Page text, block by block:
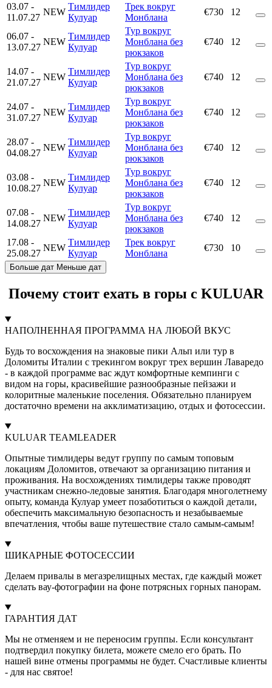
03.07 -
11.07.27
NEW
Тимлидер
Кулуар
Трек вокруг
Монблана
€730 12
06.07 -
13.07.27
NEW
Тимлидер
Кулуар
Тур вокруг
Монблана без
рюкзаков
€740 12
14.07 -
21.07.27
NEW
Тимлидер
Кулуар
Тур вокруг
Монблана без
рюкзаков
€740 12
24.07 -
31.07.27
NEW
Тимлидер
Кулуар
Тур вокруг
Монблана без
рюкзаков
€740 12
28.07 -
04.08.27
NEW
Тимлидер
Кулуар
Тур вокруг
Монблана без
рюкзаков
€740 12
03.08 -
10.08.27
NEW
Тимлидер
Кулуар
Тур вокруг
Монблана без
рюкзаков
€740 12
07.08 -
14.08.27
NEW
Тимлидер
Кулуар
Тур вокруг
Монблана без
рюкзаков
€740 12
17.08 -
25.08.27
NEW
Тимлидер
Кулуар
Трек вокруг
Монблана
€730 10
Больше дат Меньше дат
Почему стоит ехать в горы с KULUAR
НАПОЛНЕННАЯ ПРОГРАММА НА ЛЮБОЙ ВКУС
Будь то восхождения на знаковые пики Альп или тур в
Доломиты Италии с трекингом вокруг трех вершин Лаваредо
- в каждой программе вас ждут комфортные кемпинги с
видом на горы, красивейшие разнообразные пейзажи и
колоритные маленькие поселения. Обязательно планируем
достаточно времени на акклиматизацию, отдых и фотосессии.
KULUAR TEAMLEADER
Опытные тимлидеры ведут группу по самым топовым
локациям Доломитов, отвечают за организацию питания и
проживания. На восхождениях тимлидеры также проводят
участникам снежно-ледовые занятия. Благодаря многолетнему
опыту, команда Кулуар умеет позаботиться о каждой детали,
обеспечить максимальную безопасность и незабываемые
впечатления, чтобы ваше путешествие стало самым-самым!
ШИКАРНЫЕ ФОТОСЕССИИ
Делаем привалы в мегазрелищных местах, где каждый может
сделать вау-фотографии на фоне потрясных горных панорам.
ГАРАНТИЯ ДАТ
Мы не отменяем и не переносим группы. Если консультант
подтвердил покупку билета, можете смело его брать. По
нашей вине отмены программы не будет. Счастливые клиенты
- для нас святое!